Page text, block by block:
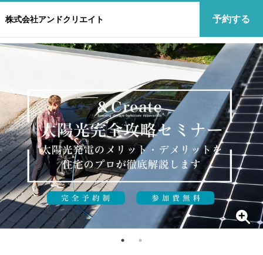
株式会社アンドクリエイト 予約する